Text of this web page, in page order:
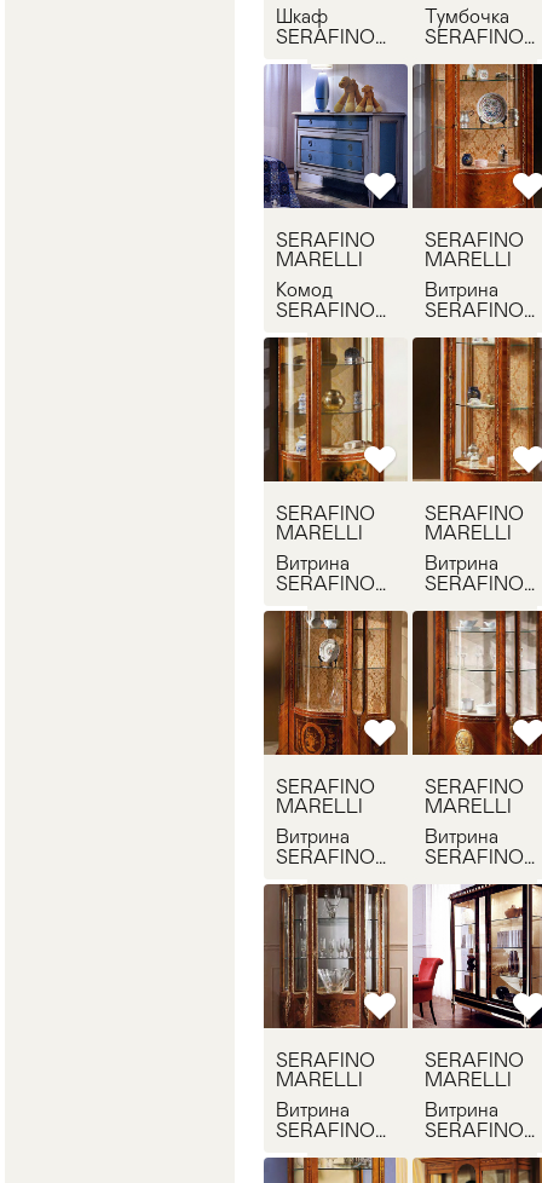
Шкаф
SERAFINO
8
Тумбочка
SERAFINO
2050
comodino
SERAFINO
MARELLI
Комод
SERAFINO
2050 como
SERAFINO
MARELLI
Витрина
SERAFINO
230
SERAFINO
MARELLI
Витрина
SERAFINO
235
SERAFINO
MARELLI
Витрина
SERAFINO
240
SERAFINO
MARELLI
Витрина
SERAFINO
1080
SERAFINO
MARELLI
Витрина
SERAFINO
1082
SERAFINO
MARELLI
Витрина
SERAFINO
1083
SERAFINO
MARELLI
Витрина
SERAFINO
12